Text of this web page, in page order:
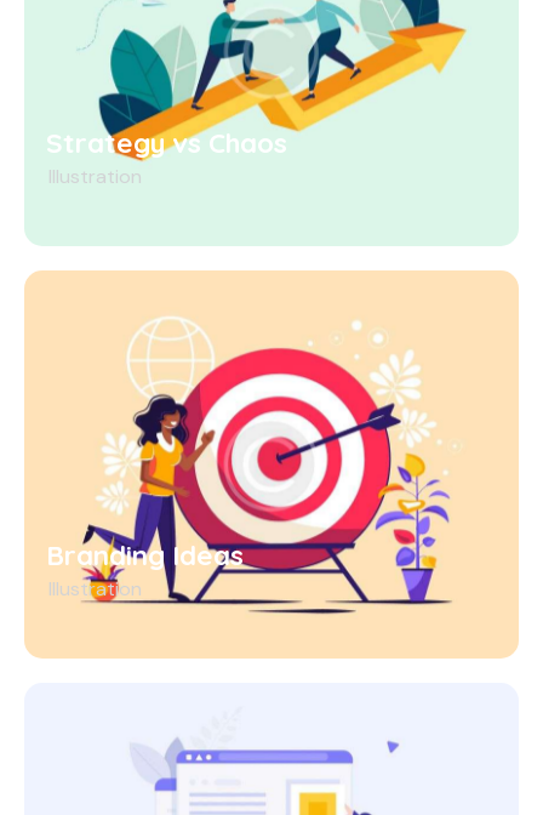
Strategy vs Chaos
Illustration
Branding Ideas
Illustration